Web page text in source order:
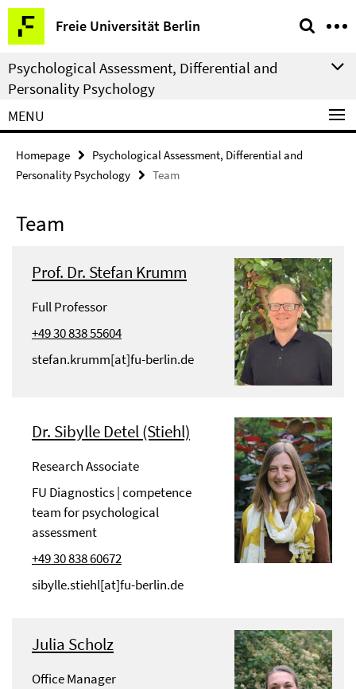
Springe
direkt
zu
Inhalt
Freie Universität Berlin
Service
Navigation
Psychological Assessment, Differential and
Personality Psychology
MENU
Homepage
Psychological Assessment, Differential and
Personality Psychology
Team
Team
Prof. Dr. Stefan Krumm
Full Professor
+49 30 838 55604
stefan.krumm[at]fu-berlin.de
Dr. Sibylle Detel (Stiehl)
Research Associate
FU Diagnostics | competence
team for psychological
assessment
+49 30 838 60672
sibylle.stiehl[at]fu-berlin.de
Julia Scholz
Office Manager